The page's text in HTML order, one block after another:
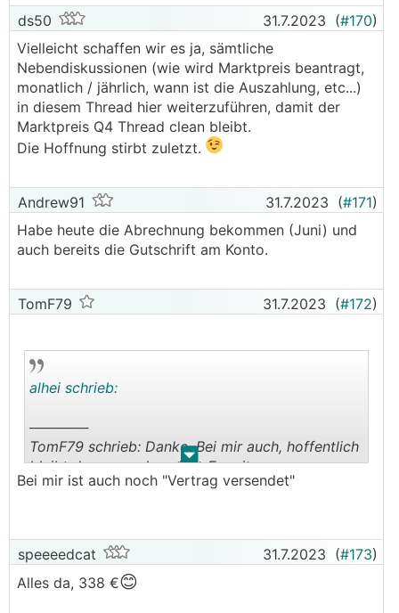
ds50 31.7.2023 (#170)
Vielleicht schaffen wir es ja, sämtliche
Nebendiskussionen (wie wird Marktpreis beantragt,
monatlich / jährlich, wann ist die Auszahlung, etc...)
in diesem Thread hier weiterzuführen, damit der
Marktpreis Q4 Thread clean bleibt.
Die Hoffnung stirbt zuletzt.
Andrew91 31.7.2023 (#171)
Habe heute die Abrechnung bekommen (Juni) und
auch bereits die Gutschrift am Konto.
TomF79 31.7.2023 (#172)
. .
alhei schrieb:
──────
TomF79 schrieb: Danke. Bei mir auch, hoffentlich
bleibt das so nach meiner Erweiterung
───────────────
Leistungsdifferenzmeldung "Bestätigt" sein muss
(bei mir noch Vertrag versendet), da sonst die
Auszahlung bis dahin pausiert ist. Ich nehme an
Bei mir ist auch noch "Vertrag versendet"
speeeedcat 31.7.2023 (#173)
Alles da, 338 €😊